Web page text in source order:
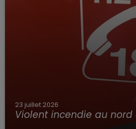
23 juillet 2026
Violent incendie au nord